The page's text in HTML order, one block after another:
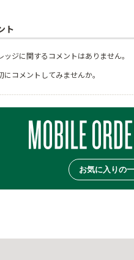
ト
ッジに関するコメントはありません。
コメントしてみませんか。
お気に入りの